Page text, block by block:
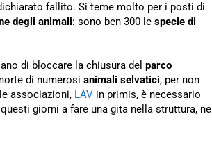
fallito. Si teme molto per i posti di
degli animali: sono ben 300 le specie di
di bloccare la chiusura del parco
di numerosi animali selvatici, per non
associazioni, LAV in primis, è necessario
giorni a fare una gita nella struttura, nel